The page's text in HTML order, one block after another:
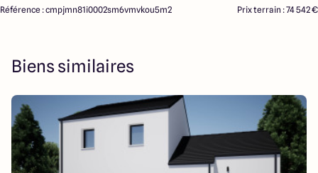
Référence : cmpjmn81i0002sm6vmvkou5m2 Prix terrain : 74 542 €
Biens similaires